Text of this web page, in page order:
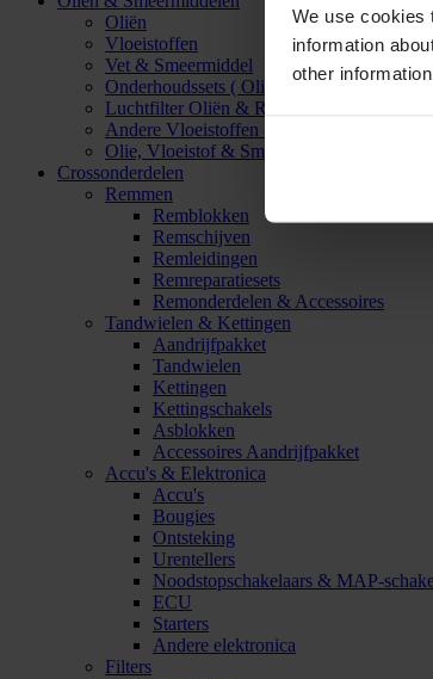
We use cookies
information
other
Oliën
Vloeistoffen
Vet & Smeermiddel
Onderhoudssets ( Olie & Filter)
Luchtfilter Oliën & Reinigers
Andere Vloeistoffen & Smeermiddelen
Olie, Vloeistof & Smeermiddel Accessoires
Crossonderdelen
Remmen
Remblokken
Remschijven
Remleidingen
Remreparatiesets
Remonderdelen & Accessoires
Tandwielen & Kettingen
Aandrijfpakket
Tandwielen
Kettingen
Kettingschakels
Asblokken
Accessoires Aandrijfpakket
Accu's & Elektronica
Accu's
Bougies
Ontsteking
Urentellers
Noodstopschakelaars & MAP-
ECU
Starters
Andere elektronica
Filters